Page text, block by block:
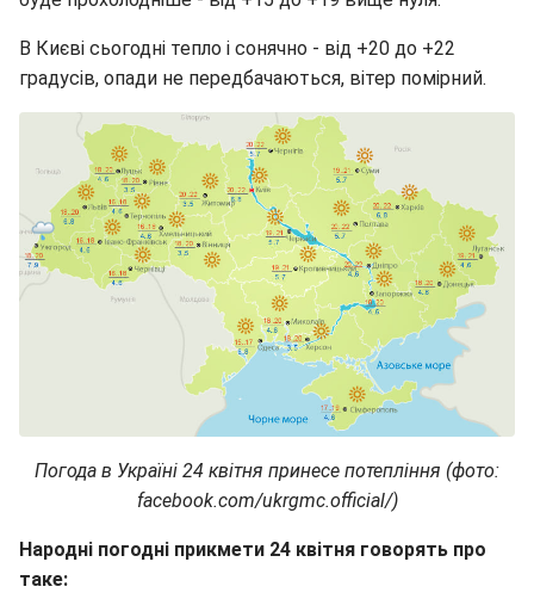
В Києві сьогодні тепло і сонячно - від +20 до +22
градусів, опади не передбачаються, вітер помірний.
Погода в Україні 24 квітня принесе потепління (фото:
facebook.com/ukrgmc.official/)
Народні погодні прикмети 24 квітня говорять про
таке: